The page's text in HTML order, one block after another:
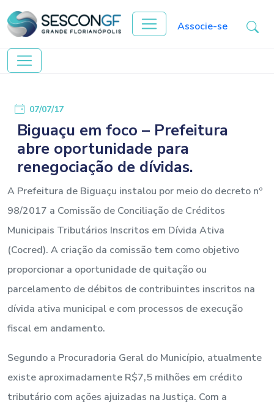
Associe-se
07/07/17
Biguaçu em foco – Prefeitura
abre oportunidade para
renegociação de dívidas.
A Prefeitura de Biguaçu instalou por meio do decreto nº
98/2017 a Comissão de Conciliação de Créditos
Municipais Tributários Inscritos em Dívida Ativa
(Cocred). A criação da comissão tem como objetivo
proporcionar a oportunidade de quitação ou
parcelamento de débitos de contribuintes inscritos na
dívida ativa municipal e com processos de execução
fiscal em andamento.
Segundo a Procuradoria Geral do Município, atualmente
existe aproximadamente R$7,5 milhões em crédito
tributário com ações ajuizadas na Justiça. Com a